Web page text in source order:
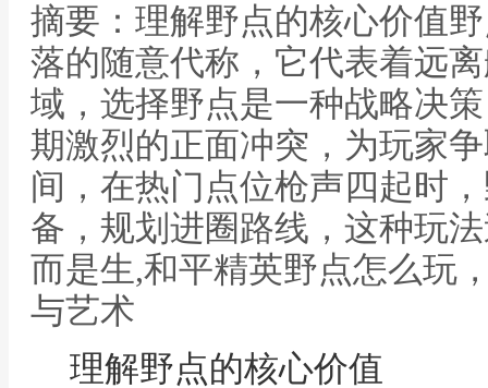
摘要：理解野点的核心价值
落的随意代称，它代表着远
域，选择野点是一种战略决
期激烈的正面冲突，为玩家
间，在热门点位枪声四起时
备，规划进圈路线，这种玩
而是生,和平精英野点怎么玩
与艺术
理解野点的核心价值